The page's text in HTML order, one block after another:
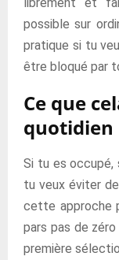
possible sur
pratique si tu
être bloqué par
Ce que
quotidien
Si tu es occupé,
tu veux éviter
cette approche
pars pas de
première